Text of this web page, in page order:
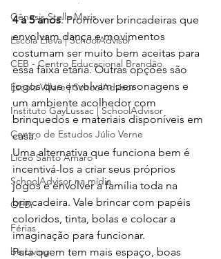
Gênesis Stella Maris
Escola Eleva | SchoolAdvisor
CEB - Centro Educacional Brandão
Escola Villare | SchoolAdvisor
Instituto GayLussac | SchoolAdvisor
Centro de Estudos Júlio Verne
Liceo Santo Amaro
SchoolAdvisor na mídia
OEBi
Férias
be.Living
4 a 5 anos: Promover brincadeiras que
envolvam dança e movimentos
costumam ser muito bem aceitas para
essa faixa etária. Outras opções são
jogos que envolvam personagens e
um ambiente acolhedor com
brinquedos e materiais disponíveis em
casa.
Uma alternativa que funciona bem é
incentivá-los a criar seus próprios
jogos e envolver a família toda na
brincadeira. Vale brincar com papéis
coloridos, tinta, bolas e colocar a
imaginação para funcionar.
Para quem tem mais espaço, boas